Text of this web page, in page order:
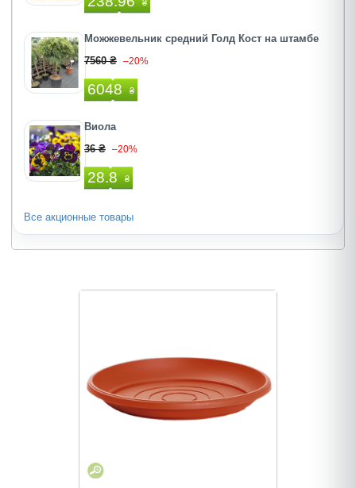
₴
Можжевельник средний Голд Кост на штамбе
7560 ₴ –20%
6048 ₴
Виола
36 ₴ –20%
28.8 ₴
Все акционные товары